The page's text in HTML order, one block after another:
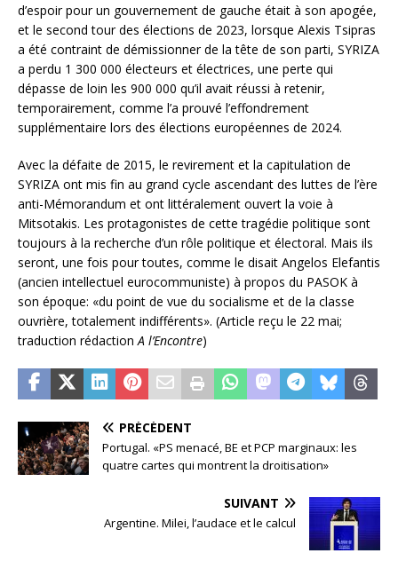
d’espoir pour un gouvernement de gauche était à son apogée,
et le second tour des élections de 2023, lorsque Alexis Tsipras
a été contraint de démissionner de la tête de son parti, SYRIZA
a perdu 1 300 000 électeurs et électrices, une perte qui
dépasse de loin les 900 000 qu’il avait réussi à retenir,
temporairement, comme l’a prouvé l’effondrement
supplémentaire lors des élections européennes de 2024.
Avec la défaite de 2015, le revirement et la capitulation de
SYRIZA ont mis fin au grand cycle ascendant des luttes de l’ère
anti-Mémorandum et ont littéralement ouvert la voie à
Mitsotakis. Les protagonistes de cette tragédie politique sont
toujours à la recherche d’un rôle politique et électoral. Mais ils
seront, une fois pour toutes, comme le disait Angelos Elefantis
(ancien intellectuel eurocommuniste) à propos du PASOK à
son époque: «du point de vue du socialisme et de la classe
ouvrière, totalement indifférents». (Article reçu le 22 mai;
traduction rédaction A l’Encontre)
PRÉCÉDENT
Portugal. «PS menacé, BE et PCP marginaux: les
quatre cartes qui montrent la droitisation»
SUIVANT
Argentine. Milei, l’audace et le calcul